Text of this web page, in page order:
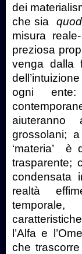
dei
che sia
misura
preziosa
venga dalla
ogni
grossolani;
‘materia’
è
trasparente;
condensata
realtà
l’Alfa e
che